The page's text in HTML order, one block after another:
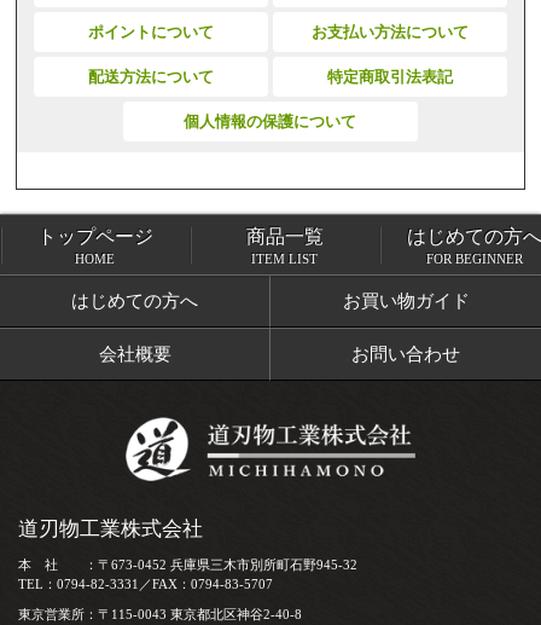
ポイントについて お支払い方法について
配送方法について 特定商取引法表記
個人情報の保護について
トップページ 商品一覧
はじめての方へ お買い物ガイド
会社概要 お問い合わせ
トップページ
HOME
商品一覧
ITEM LIST
はじめての方へ
FOR BEGINNER
道刃物工業株式会社
本 社 ：〒673-0452 兵庫県三木市別所町石野945-32
TEL：0794-82-3331／FAX：0794-83-5707
東京営業所：〒115-0043 東京都北区神谷2-40-8